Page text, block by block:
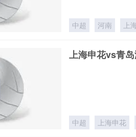
中超 河南 上
上海申花vs青
中超 上海申花